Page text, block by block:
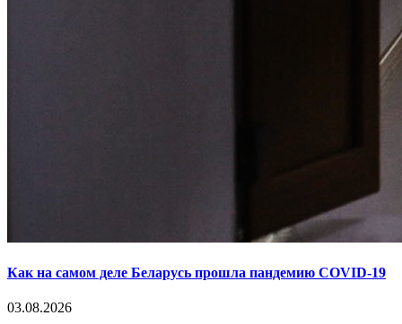
Как на самом деле Беларусь прошла пандемию COVID-19
03.08.2026